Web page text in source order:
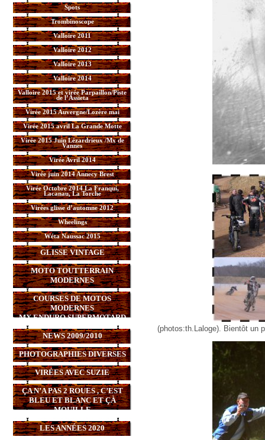
Spots
Trombinoscope
Valloire 2011
Valloire 2012
Valloire 2013
Valloire 2014
Valloire 2015 et virée Parpaillon/Piste
de l’Assieta
Virée 2015 Auvergne/Lozère mai
Virée 2015 avril La Grande Motte
Virée 2015 Juin Lézardrieux /Mx de
Vannes
Virée Avril 2014
Virée juin 2014 Annecy Brest
Virée Octobre 2014 La Franqui,
Lacanau, La Torche
Virées glisse d’automne 2012
Wheelings
Wéta Naussac 2015
GLISSE VINTAGE
MOTO TOUTTERRAIN
MODERNES
COURSES DE MOTOS
MODERNES
MX,ENDURO,SUPERMOTARD
NEWS 2009/2010
PHOTOGRAPHIES DIVERSES
VIRÉES AVEC SUZIE
ÇA N’A PAS 2 ROUES , C’EST
BLEU ET BLANC ET ÇÀ
MOUILLE
LES ANNÉES 2020
(photos:th.Laloge). Bientôt un